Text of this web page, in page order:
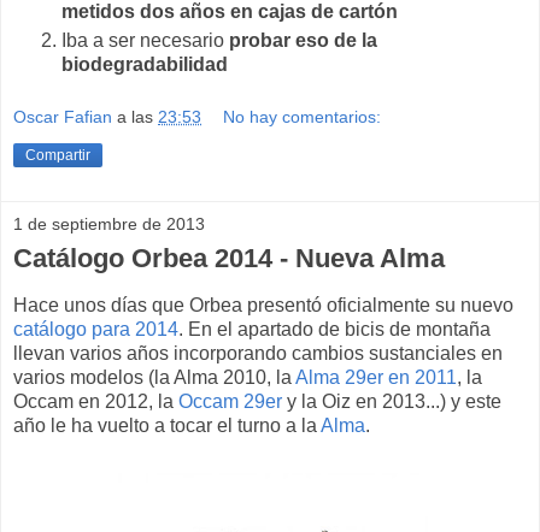
metidos dos años en cajas de cartón
Iba a ser necesario probar eso de la
biodegradabilidad
Oscar Fafian a las 23:53 No hay comentarios:
Compartir
1 de septiembre de 2013
Catálogo Orbea 2014 - Nueva Alma
Hace unos días que Orbea presentó oficialmente su nuevo
catálogo para 2014. En el apartado de bicis de montaña
llevan varios años incorporando cambios sustanciales en
varios modelos (la Alma 2010, la Alma 29er en 2011, la
Occam en 2012, la Occam 29er y la Oiz en 2013...) y este
año le ha vuelto a tocar el turno a la Alma.